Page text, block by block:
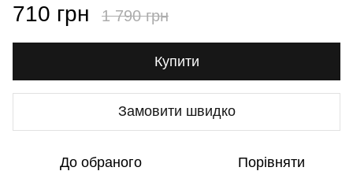
710 грн 1 790 грн
Купити
Замовити швидко
До обраного Порівняти